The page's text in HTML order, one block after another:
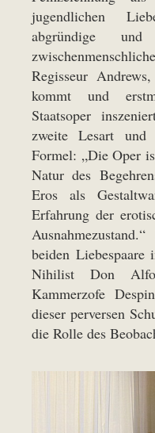
jugendlichen
abgründige und
Regisseur
kommt und
Staatsoper
zweite Lesart
Formel: „Die Oper
Natur des
Eros als
Erfahrung der
beiden Liebespaare
Nihilist Don
Kammerzofe
dieser perversen
die Rolle des